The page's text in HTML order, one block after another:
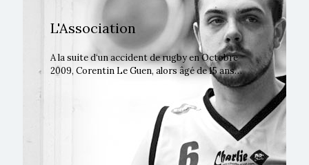
L'Association
A la suite d‘un accident de rugby en Octobre
2009, Corentin Le Guen, alors âgé de 15 ans…